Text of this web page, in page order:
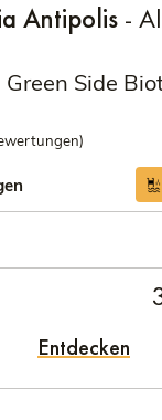
Antipolis -
Side
Entdecken